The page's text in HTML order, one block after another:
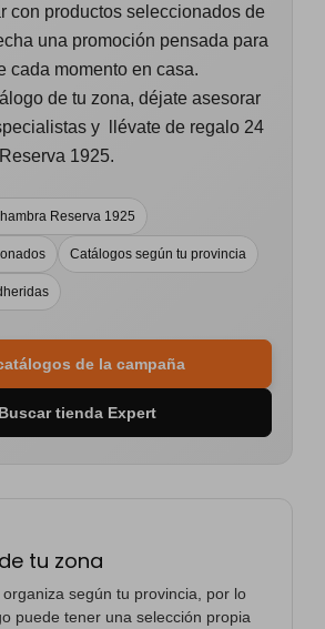
con productos seleccionados de
una promoción pensada para
cada momento en casa.
de tu zona, déjate asesorar
y
llévate de regalo 24
1925.
Reserva 1925
Catálogos según tu provincia
de la campaña
Buscar tienda Expert
tu zona
según tu provincia, por lo
puede tener una selección propia